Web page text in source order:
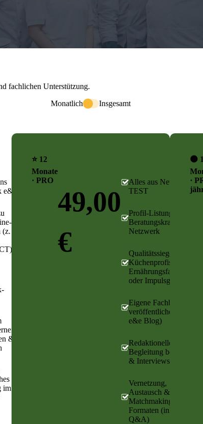
fachlichen Unterstützung.
Monatlich
Insgesamt
(z.
&
im
⭐ 12
Monate
· PRO
49,00
€
Alles aus Netzwerk
TEST
Profil-Listung als
Beratungskraft im
Netzwerk
Qualitätssiegel für
Küchenprofis,
Ernährungsfachkräfte
oder Impulsgebende
Eigene Fachbeiträge
veröffentlichen (im
e&e Blog)
Redaktionelle
Begleitung bei Blog
& Interviews
Vernetzung,
Austausch &
Matchmaking in den
Formaten (inkl.
Q&A)
⚫
·